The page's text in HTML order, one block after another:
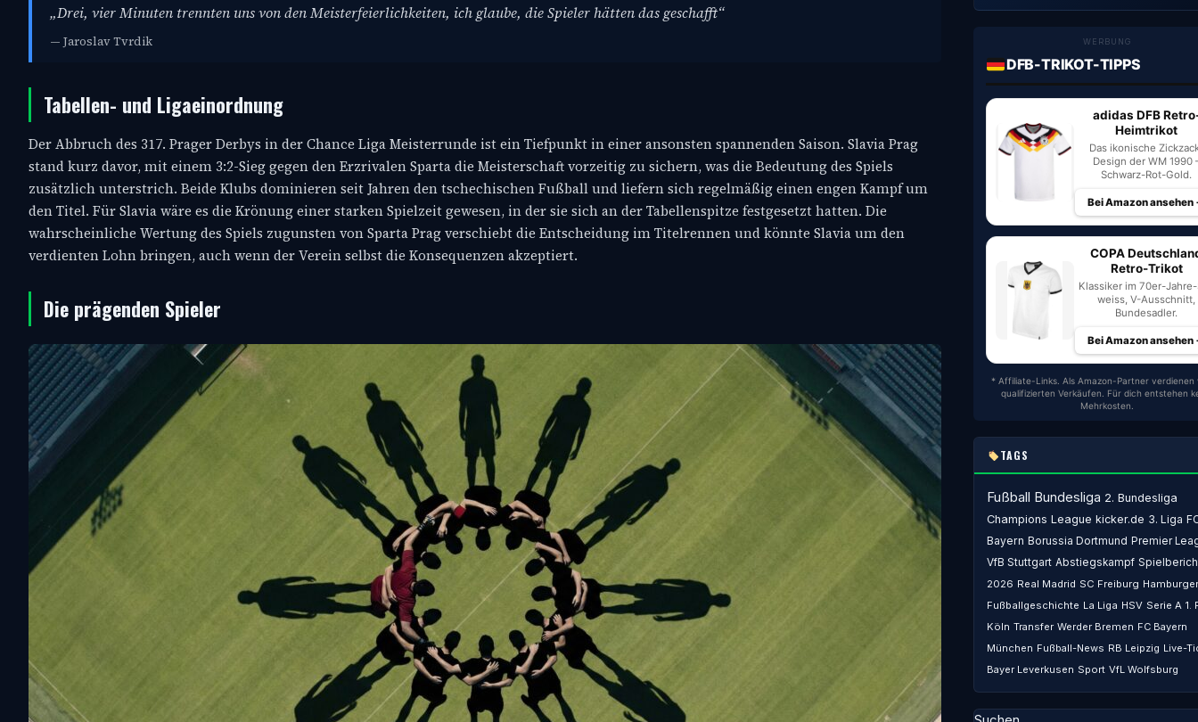
„Drei, vier Minuten trennten uns von den Meisterfeierlichkeiten, ich glaube, die Spieler hätten das geschafft“
— Jaroslav Tvrdik
Tabellen- und Ligaeinordnung
Der Abbruch des 317. Prager Derbys in der Chance Liga Meisterrunde ist ein Tiefpunkt in einer ansonsten spannenden Saison. Slavia Prag
stand kurz davor, mit einem 3:2-Sieg gegen den Erzrivalen Sparta die Meisterschaft vorzeitig zu sichern, was die Bedeutung des Spiels
zusätzlich unterstrich. Beide Klubs dominieren seit Jahren den tschechischen Fußball und liefern sich regelmäßig einen engen Kampf um
den Titel. Für Slavia wäre es die Krönung einer starken Spielzeit gewesen, in der sie sich an der Tabellenspitze festgesetzt hatten. Die
wahrscheinliche Wertung des Spiels zugunsten von Sparta Prag verschiebt die Entscheidung im Titelrennen und könnte Slavia um den
verdienten Lohn bringen, auch wenn der Verein selbst die Konsequenzen akzeptiert.
Die prägenden Spieler
WERBUNG
DFB-TRIKOT-TIPPS
adidas DFB
Heimtrikot
Das ikonische
Design der WM 1990
Schwarz-Rot-Gold.
Bei Amazon ansehen
COPA
Retro-Trikot
Klassiker im 70er-
weiss, V-Ausschnitt,
Bundesadler.
Bei Amazon ansehen
* Affiliate-Links. Als Amazon-Partner verdienen
qualifizierten Verkäufen. Für dich entstehen
Mehrkosten.
TAGS
Fußball Bundesliga 2. Bundesliga
Champions League kicker.de 3. Liga
Bayern Borussia Dortmund Premier
VfB Stuttgart Abstiegskampf
2026 Real Madrid SC Freiburg
Fußballgeschichte La Liga HSV Serie A 1.
Köln Transfer Werder Bremen FC Bayern
München Fußball-News RB Leipzig Live-
Bayer Leverkusen Sport VfL Wolfsburg